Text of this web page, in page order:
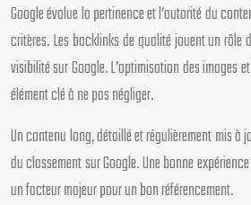
Google évalue la pertinence et l’autorité du
critères. Les backlinks de qualité jouent un rôle
visibilité sur Google. L’optimisation des images
élément clé à ne pas négliger.
Un contenu long, détaillé et régulièrement mis à
du classement sur Google. Une bonne
un facteur majeur pour un bon référencement.